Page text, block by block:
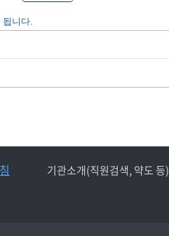
니다.
기관소개(직원검색, 약도 등)